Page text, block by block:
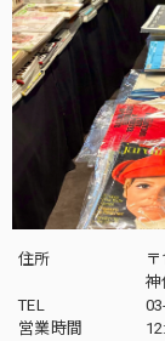
住所
神
TEL
営業時間